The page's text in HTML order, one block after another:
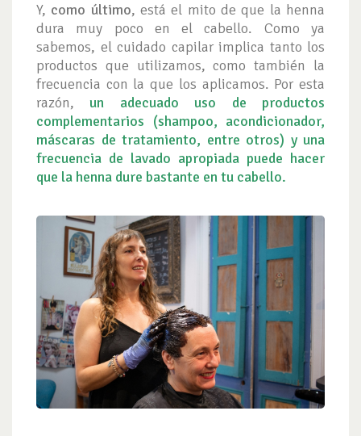
Y, como último, está el mito de que la henna
dura muy poco en el cabello. Como ya
sabemos, el cuidado capilar implica tanto los
productos que utilizamos, como también la
frecuencia con la que los aplicamos. Por esta
razón,un adecuado uso de productos
complementarios (shampoo, acondicionador,
máscaras de tratamiento, entre otros) y una
frecuencia de lavado apropiada puede hacer
que la henna dure bastante en tu cabello.